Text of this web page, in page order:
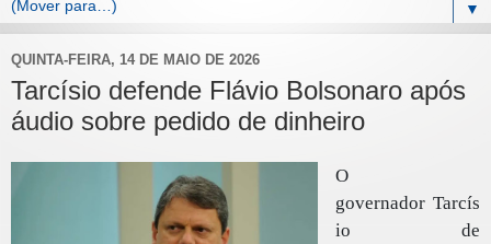
▼
QUINTA-FEIRA, 14 DE MAIO DE 2026
Tarcísio defende Flávio Bolsonaro após
áudio sobre pedido de dinheiro
O
governador Tarcís
io de